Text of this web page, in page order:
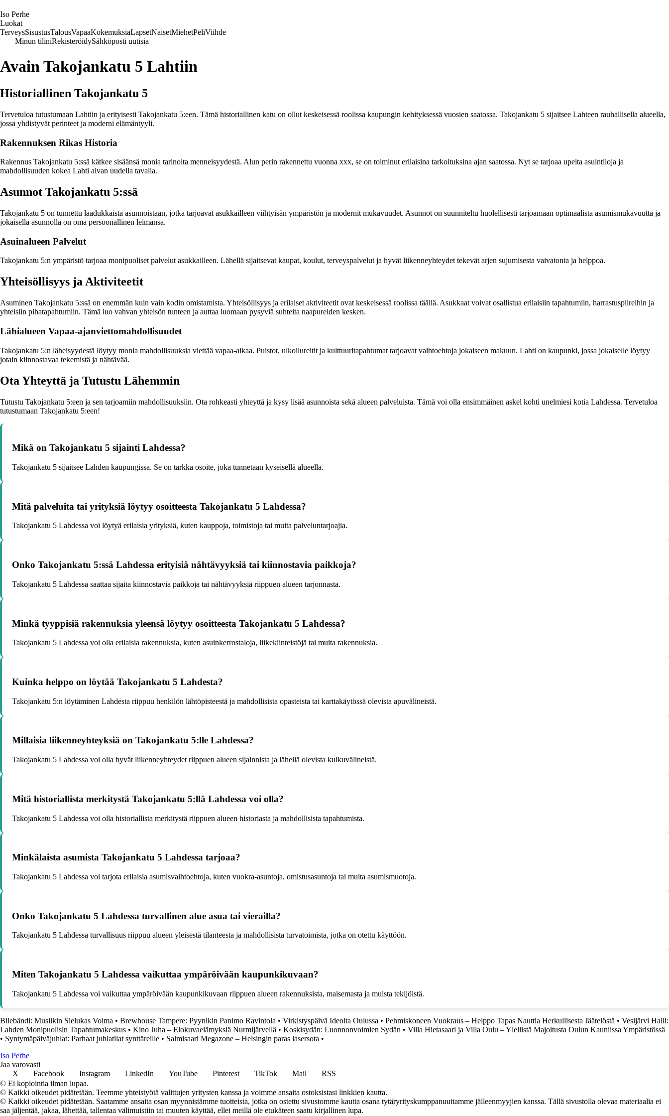
Iso Perhe
Luokat
TerveysSisustusTalousVapaaKokemuksiaLapsetNaisetMiehetPeliViihde
Minun tiliniRekisteröidySähköposti uutisia
Avain Takojankatu 5 Lahtiin
Historiallinen Takojankatu 5
Tervetuloa tutustumaan Lahtiin ja erityisesti Takojankatu 5:een. Tämä historiallinen katu on ollut keskeisessä roolissa kaupungin kehityksessä vuosien saatossa. Takojankatu 5 sijaitsee Lahteen rauhallisella alueella,
jossa yhdistyvät perinteet ja moderni elämäntyyli.
Rakennuksen Rikas Historia
Rakennus Takojankatu 5:ssä kätkee sisäänsä monia tarinoita menneisyydestä. Alun perin rakennettu vuonna xxx, se on toiminut erilaisina tarkoituksina ajan saatossa. Nyt se tarjoaa upeita asuintiloja ja
mahdollisuuden kokea Lahti aivan uudella tavalla.
Asunnot Takojankatu 5:ssä
Takojankatu 5 on tunnettu laadukkaista asunnoistaan, jotka tarjoavat asukkailleen viihtyisän ympäristön ja modernit mukavuudet. Asunnot on suunniteltu huolellisesti tarjoamaan optimaalista asumismukavuutta ja
jokaisella asunnolla on oma persoonallinen leimansa.
Asuinalueen Palvelut
Takojankatu 5:n ympäristö tarjoaa monipuoliset palvelut asukkailleen. Lähellä sijaitsevat kaupat, koulut, terveyspalvelut ja hyvät liikenneyhteydet tekevät arjen sujumisesta vaivatonta ja helppoa.
Yhteisöllisyys ja Aktiviteetit
Asuminen Takojankatu 5:ssä on enemmän kuin vain kodin omistamista. Yhteisöllisyys ja erilaiset aktiviteetit ovat keskeisessä roolissa täällä. Asukkaat voivat osallistua erilaisiin tapahtumiin, harrastuspiireihin ja
yhteisiin pihatapahtumiin. Tämä luo vahvan yhteisön tunteen ja auttaa luomaan pysyviä suhteita naapureiden kesken.
Lähialueen Vapaa-ajanviettomahdollisuudet
Takojankatu 5:n läheisyydestä löytyy monia mahdollisuuksia viettää vapaa-aikaa. Puistot, ulkoilureitit ja kulttuuritapahtumat tarjoavat vaihtoehtoja jokaiseen makuun. Lahti on kaupunki, jossa jokaiselle löytyy
jotain kiinnostavaa tekemistä ja nähtävää.
Ota Yhteyttä ja Tutustu Lähemmin
Tutustu Takojankatu 5:een ja sen tarjoamiin mahdollisuuksiin. Ota rohkeasti yhteyttä ja kysy lisää asunnoista sekä alueen palveluista. Tämä voi olla ensimmäinen askel kohti unelmiesi kotia Lahdessa. Tervetuloa
tutustumaan Takojankatu 5:een!
Mikä on Takojankatu 5 sijainti Lahdessa?
Takojankatu 5 sijaitsee Lahden kaupungissa. Se on tarkka osoite, joka tunnetaan kyseisellä alueella.
Mitä palveluita tai yrityksiä löytyy osoitteesta Takojankatu 5 Lahdessa?
Takojankatu 5 Lahdessa voi löytyä erilaisia yrityksiä, kuten kauppoja, toimistoja tai muita palveluntarjoajia.
Onko Takojankatu 5:ssä Lahdessa erityisiä nähtävyyksiä tai kiinnostavia paikkoja?
Takojankatu 5 Lahdessa saattaa sijaita kiinnostavia paikkoja tai nähtävyyksiä riippuen alueen tarjonnasta.
Minkä tyyppisiä rakennuksia yleensä löytyy osoitteesta Takojankatu 5 Lahdessa?
Takojankatu 5 Lahdessa voi olla erilaisia rakennuksia, kuten asuinkerrostaloja, liikekiinteistöjä tai muita rakennuksia.
Kuinka helppo on löytää Takojankatu 5 Lahdesta?
Takojankatu 5:n löytäminen Lahdesta riippuu henkilön lähtöpisteestä ja mahdollisista opasteista tai karttakäytössä olevista apuvälineistä.
Millaisia liikenneyhteyksiä on Takojankatu 5:lle Lahdessa?
Takojankatu 5 Lahdessa voi olla hyvät liikenneyhteydet riippuen alueen sijainnista ja lähellä olevista kulkuvälineistä.
Mitä historiallista merkitystä Takojankatu 5:llä Lahdessa voi olla?
Takojankatu 5 Lahdessa voi olla historiallista merkitystä riippuen alueen historiasta ja mahdollisista tapahtumista.
Minkälaista asumista Takojankatu 5 Lahdessa tarjoaa?
Takojankatu 5 Lahdessa voi tarjota erilaisia asumisvaihtoehtoja, kuten vuokra-asuntoja, omistusasuntoja tai muita asumismuotoja.
Onko Takojankatu 5 Lahdessa turvallinen alue asua tai vierailla?
Takojankatu 5 Lahdessa turvallisuus riippuu alueen yleisestä tilanteesta ja mahdollisista turvatoimista, jotka on otettu käyttöön.
Miten Takojankatu 5 Lahdessa vaikuttaa ympäröivään kaupunkikuvaan?
Takojankatu 5 Lahdessa voi vaikuttaa ympäröivään kaupunkikuvaan riippuen alueen rakennuksista, maisemasta ja muista tekijöistä.
Bilebändi: Musiikin Sielukas Voima • Brewhouse Tampere: Pyynikin Panimo Ravintola • Virkistyspäivä Ideoita Oulussa • Pehmiskoneen Vuokraus – Helppo Tapas Nauttia Herkullisesta Jäätelöstä • Vesijärvi Halli:
Lahden Monipuolisin Tapahtumakeskus • Kino Juha – Elokuvaelämyksiä Nurmijärvellä • Koskisydän: Luonnonvoimien Sydän • Villa Hietasaari ja Villa Oulu – Ylellistä Majoitusta Oulun Kauniissa Ympäristössä
• Syntymäpäiväjuhlat: Parhaat juhlatilat synttäreille • Salmisaari Megazone – Helsingin paras lasersota •
Iso Perhe
Jaa varovasti
X
Facebook Instagram LinkedIn YouTube Pinterest TikTok Mail
RSS
© Ei kopiointia ilman lupaa.
© Kaikki oikeudet pidätetään. Teemme yhteistyötä valittujen yritysten kanssa ja voimme ansaita ostoksistasi linkkien kautta.
© Kaikki oikeudet pidätetään. Saatamme ansaita osan myynnistämme tuotteista, jotka on ostettu sivustomme kautta osana tytäryrityskumppanuuttamme jälleenmyyjien kanssa. Tällä sivustolla olevaa materiaalia ei
saa jäljentää, jakaa, lähettää, tallentaa välimuistiin tai muuten käyttää, ellei meillä ole etukäteen saatu kirjallinen lupa.